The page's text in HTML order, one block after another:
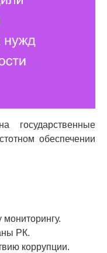
государственные
обеспечении
РК.
коррупции.